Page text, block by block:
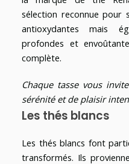
sélection reconnue pour
antioxydantes mais
profondes et
complète.
Chaque tasse vous
sérénité et de plaisir
Les thés blancs
Les thés blancs font
transformés. Ils